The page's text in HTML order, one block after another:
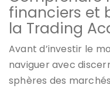
financiers et
la Trading
Avant d’investir le
naviguer avec
sphères des